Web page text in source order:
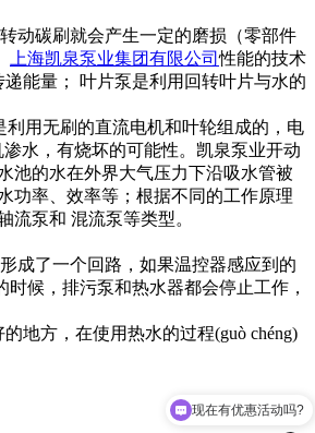
动碳刷就会产生一定的磨损（零部件
上海凯泉泵业集团有限公司性能的技术
能量； 叶片泵是利用回转叶片与水的
用无刷的直流电机和叶轮组成的，电
水，有烧坏的可能性。凯泉泵业开动
池的水在外界大气压力下沿吸水管被
功率、效率等；根据不同的工作原理
泵和 混流泵等类型。
成了一个回路，如果温控器感应到的
候，排污泵和热水器都会停止工作，
地方，在使用热水的过程(guò chéng)